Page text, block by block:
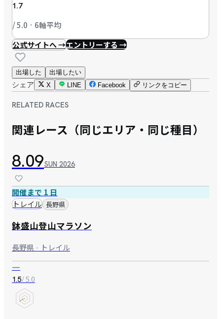
1.7
/ 5.0 · 6軸平均
公式サイトへ →エントリーする →
出場した 出場したい
シェア X LINE Facebook リンクをコピー
RELATED RACES
関連レース（同じエリア・同じ種目）
8.09SUN 2026
開催まで 1 日
トレイル 長野県
鉢盛山登山マラソン
長野県 · トレイル
—
1.5/ 5.0